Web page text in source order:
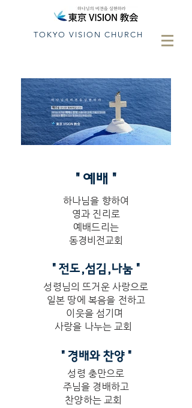
TOKYO VISION CHURCH
​" 예배 "
하나님을 향하여
영과 진리로
예배드리는
동경비전교회
​" 전도,섬김,나눔 "
성령님의 뜨거운 사랑으로
일본 땅에 복음을 전하고
이웃을 섬기며
사랑을 나누는 교회
​" 경배와 찬양 "
성령 충만으로
주님을 경배하고
찬양하는 교회